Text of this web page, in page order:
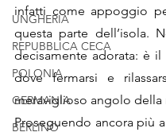
UNGHERIA
REPUBBLICA CECA
POLONIA
GERMANIA
BERLINO
infatti come appoggio
questa parte dell’isola.
decisamente adorata: è
dove fermarsi e
meraviglioso angolo della
Proseguendo ancora più